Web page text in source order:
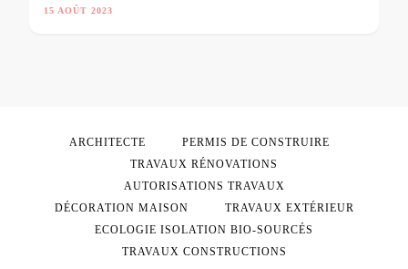
15 AOÛT 2023
ARCHITECTE
PERMIS DE CONSTRUIRE
TRAVAUX RÉNOVATIONS
AUTORISATIONS TRAVAUX
DÉCORATION MAISON
TRAVAUX EXTÉRIEUR
ECOLOGIE ISOLATION BIO-SOURCÉS
TRAVAUX CONSTRUCTIONS